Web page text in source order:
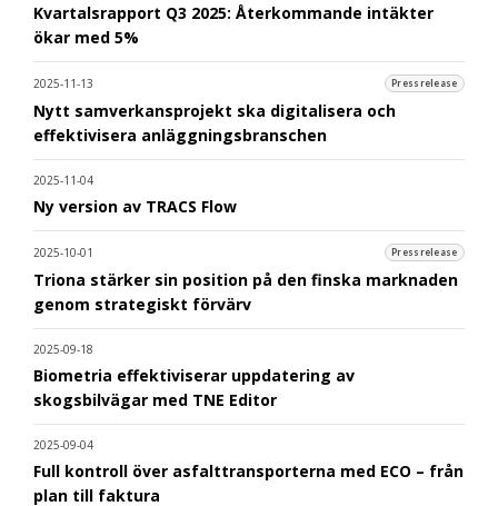
Kvartalsrapport Q3 2025: Återkommande intäkter
ökar med 5%
2025-11-13 Pressrelease
Nytt samverkansprojekt ska digitalisera och
effektivisera anläggningsbranschen
2025-11-04
Ny version av TRACS Flow
2025-10-01 Pressrelease
Triona stärker sin position på den finska marknaden
genom strategiskt förvärv
2025-09-18
Biometria effektiviserar uppdatering av
skogsbilvägar med TNE Editor
2025-09-04
Full kontroll över asfalttransporterna med ECO – från
plan till faktura